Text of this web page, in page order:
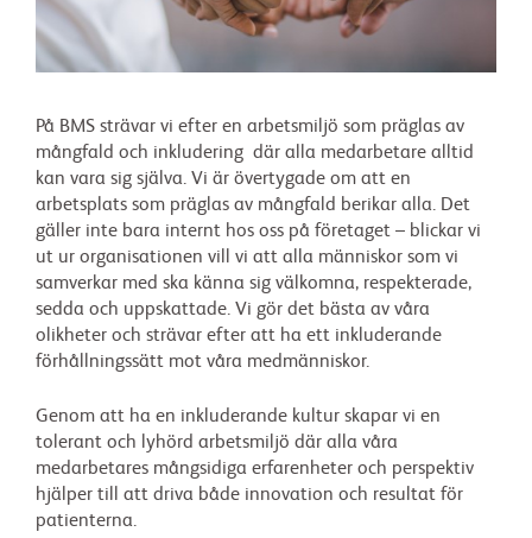
På BMS strävar vi efter en arbetsmiljö som präglas av
mångfald och inkludering där alla medarbetare alltid
kan vara sig själva. Vi är övertygade om att en
arbetsplats som präglas av mångfald berikar alla. Det
gäller inte bara internt hos oss på företaget – blickar vi
ut ur organisationen vill vi att alla människor som vi
samverkar med ska känna sig välkomna, respekterade,
sedda och uppskattade. Vi gör det bästa av våra
olikheter och strävar efter att ha ett inkluderande
förhållningssätt mot våra medmänniskor.
Genom att ha en inkluderande kultur skapar vi en
tolerant och lyhörd arbetsmiljö där alla våra
medarbetares mångsidiga erfarenheter och perspektiv
hjälper till att driva både innovation och resultat för
patienterna.